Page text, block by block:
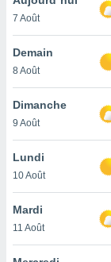
et
»,
au
vous
qu'ils
ou
le
ainsi
7 Août
Demain
8 Août
Dimanche
9 Août
Lundi
10 Août
Mardi
11 Août